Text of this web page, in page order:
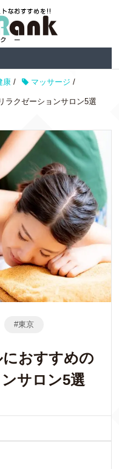
康 / マッサージ /
ラクゼーションサロン5選
東京
おすすめの
サロン5選